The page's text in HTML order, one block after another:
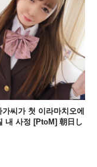
씨가 첫 이라마치오에
내 사정 [PtoM] 朝日し